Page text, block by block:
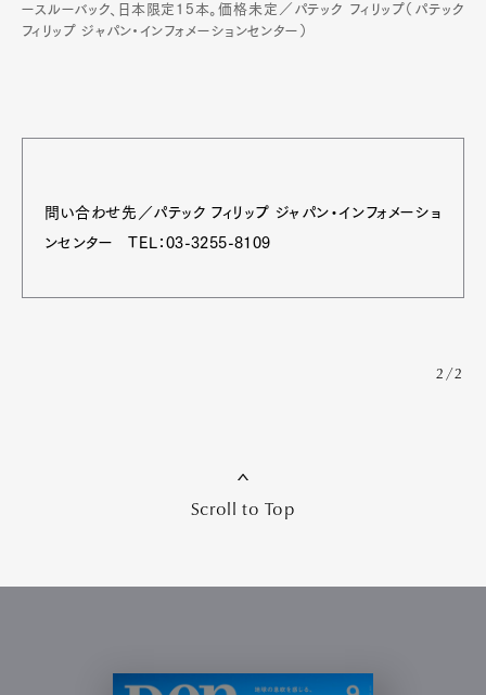
ースルーバック、日本限定15本。価格未定／パテック フィリップ（パテック
フィリップ ジャパン・インフォメーションセンター）
問い合わせ先／パテック フィリップ ジャパン・インフォメーショ
ンセンター TEL：03-3255-8109
2/2
Scroll to Top